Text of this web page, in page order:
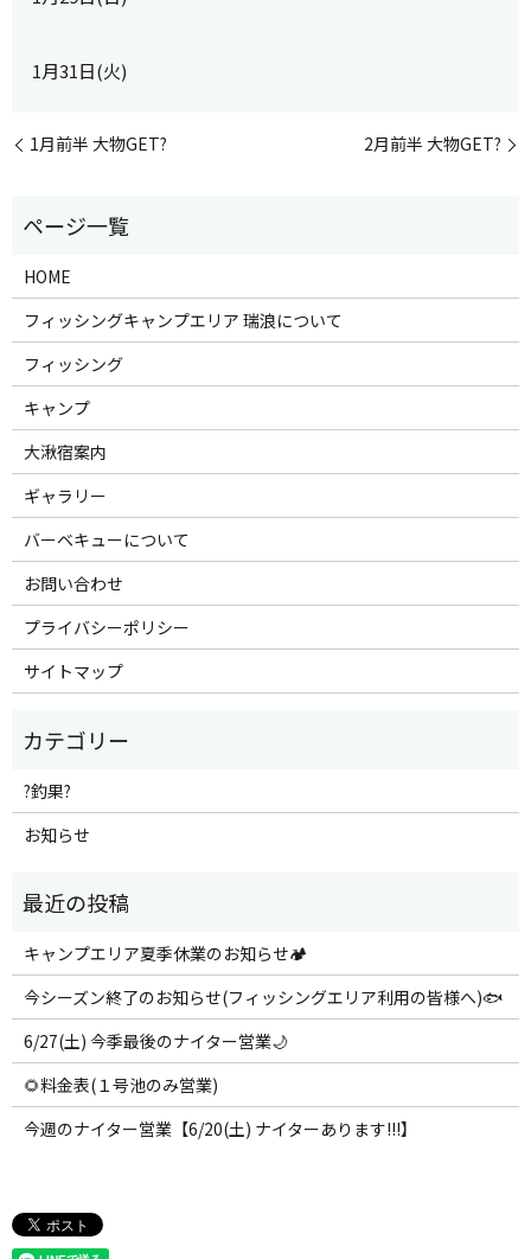
1月31日(火)
1月前半 大物GET? 2月前半 大物GET?
HOME
フィッシングキャンプエリア 瑞浪について
フィッシング
キャンプ
大湫宿案内
ギャラリー
バーベキューについて
お問い合わせ
プライバシーポリシー
サイトマップ
?釣果?
お知らせ
キャンプエリア夏季休業のお知らせ🏕️
今シーズン終了のお知らせ(フィッシングエリア利用の皆様へ)🐟
6/27(土) 今季最後のナイター営業🌙
🌻料金表(１号池のみ営業)
今週のナイター営業【6/20(土) ナイターあります!!!】